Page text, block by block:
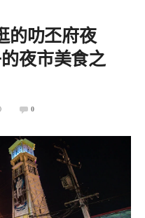
的叻丕府夜
夜市美食之
0